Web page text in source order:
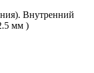
Внутренний
мм )